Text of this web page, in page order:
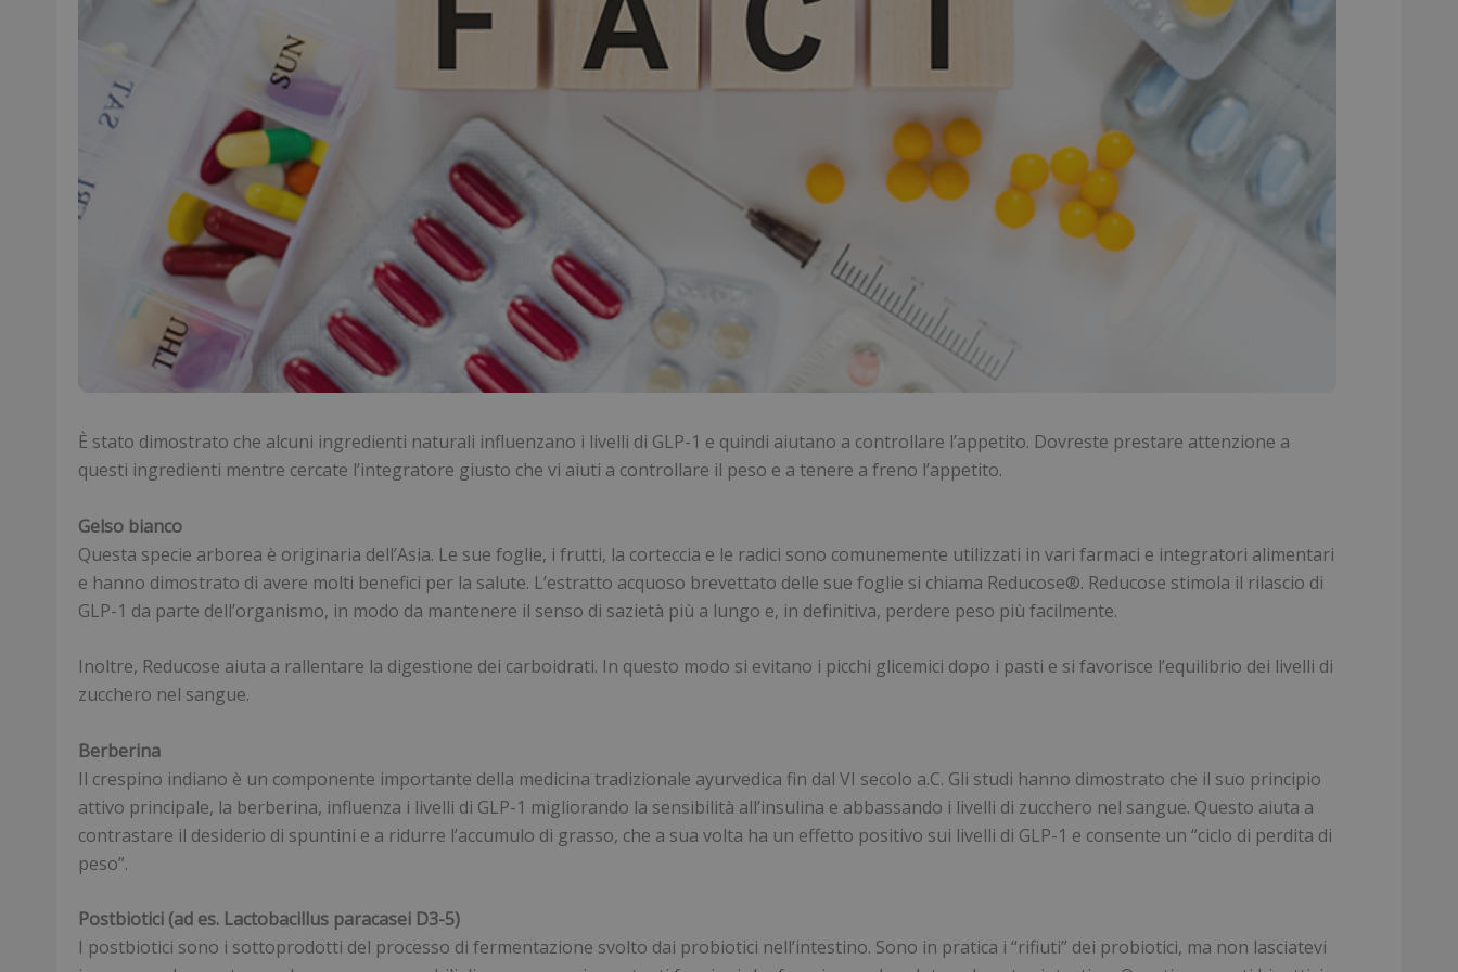
È stato dimostrato che alcuni ingredienti naturali influenzano i livelli di GLP-1 e quindi aiutano a controllare l’appetito. Dovreste prestare attenzione a
questi ingredienti mentre cercate l’integratore giusto che vi aiuti a controllare il peso e a tenere a freno l’appetito.
Gelso bianco
Questa specie arborea è originaria dell’Asia. Le sue foglie, i frutti, la corteccia e le radici sono comunemente utilizzati in vari farmaci e integratori alimentari
e hanno dimostrato di avere molti benefici per la salute. L’estratto acquoso brevettato delle sue foglie si chiama Reducose®. Reducose stimola il rilascio di
GLP-1 da parte dell’organismo, in modo da mantenere il senso di sazietà più a lungo e, in definitiva, perdere peso più facilmente.
Inoltre, Reducose aiuta a rallentare la digestione dei carboidrati. In questo modo si evitano i picchi glicemici dopo i pasti e si favorisce l’equilibrio dei livelli di
zucchero nel sangue.
Berberina
Il crespino indiano è un componente importante della medicina tradizionale ayurvedica fin dal VI secolo a.C. Gli studi hanno dimostrato che il suo principio
attivo principale, la berberina, influenza i livelli di GLP-1 migliorando la sensibilità all’insulina e abbassando i livelli di zucchero nel sangue. Questo aiuta a
contrastare il desiderio di spuntini e a ridurre l’accumulo di grasso, che a sua volta ha un effetto positivo sui livelli di GLP-1 e consente un “ciclo di perdita di
peso”.
Postbiotici (ad es. Lactobacillus paracasei D3-5)
I postbiotici sono i sottoprodotti del processo di fermentazione svolto dai probiotici nell’intestino. Sono in pratica i “rifiuti” dei probiotici, ma non lasciatevi